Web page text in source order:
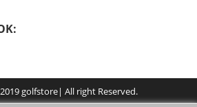
golfstore| All right Reserved.